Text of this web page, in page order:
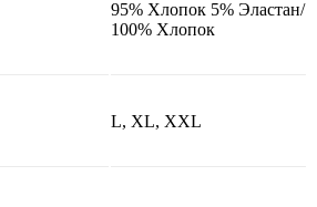
95% Хлопок 5% Эластан/
100% Хлопок
L, XL, XXL